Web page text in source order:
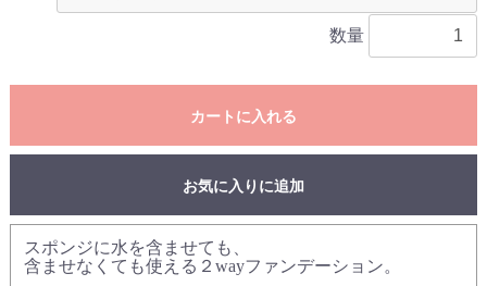
数量
カートに入れる
お気に入りに追加
スポンジに水を含ませても、
含ませなくても使える２wayファンデーション。